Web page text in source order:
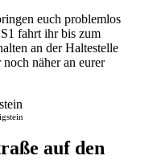
euch problemlos
fahrt ihr bis zum
an der Haltestelle
näher an eurer
auf den